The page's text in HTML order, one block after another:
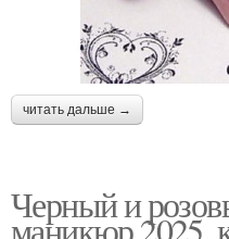
читать дальше →
Черный и